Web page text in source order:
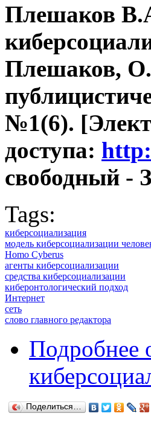
Плешаков
Плешаков,
№1(6).
доступа:
свободный -
Tags:
киберсоциализация
модель киберсоциализации
Homo Cyberus
агенты киберсоциализации
средства киберсоциализации
киберонтологический подход
Интернет
сеть
слово главного редактора
Подробнее
Поделиться…